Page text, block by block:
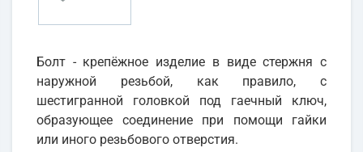
Болт - крепёжное изделие в виде стержня с
наружной резьбой, как правило, с
шестигранной головкой под гаечный ключ,
образующее соединение при помощи гайки
или иного резьбового отверстия.